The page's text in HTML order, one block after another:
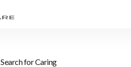
Search for Caring